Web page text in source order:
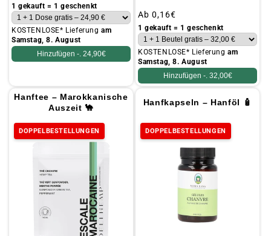
Preis
1 gekauft = 1 geschenkt
KOSTENLOSE* Lieferungam
Samstag, 8. August
Hinzufügen -. 24,90€
Üblicher
Preis
Ab 0,16€
1 gekauft = 1 geschenkt
KOSTENLOSE* Lieferungam
Samstag, 8. August
Hinzufügen -. 32,00€
Hanftee – Marokkanische
Auszeit 🐪
DOPPELBESTELLUNGEN
Hanfkapseln – Hanföl 🧴
DOPPELBESTELLUNGEN